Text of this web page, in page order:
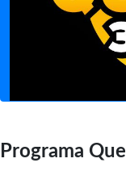
Programa